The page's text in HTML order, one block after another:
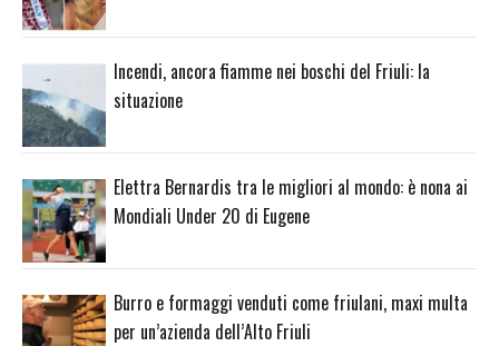
Incendi, ancora fiamme nei boschi del Friuli: la
situazione
Elettra Bernardis tra le migliori al mondo: è nona ai
Mondiali Under 20 di Eugene
Burro e formaggi venduti come friulani, maxi multa
per un’azienda dell’Alto Friuli